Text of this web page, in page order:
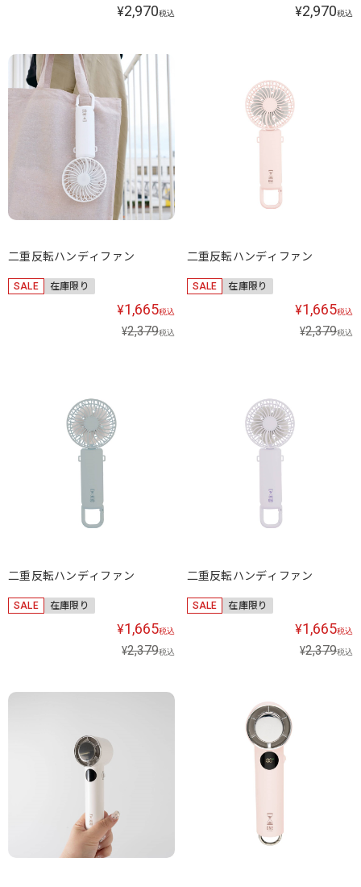
¥2,970税込 ¥2,970税込
二重反転ハンディファン
SALE 在庫限り
¥1,665税込
¥2,379税込
二重反転ハンディファン
SALE 在庫限り
¥1,665税込
¥2,379税込
二重反転ハンディファン
SALE 在庫限り
¥1,665税込
¥2,379税込
二重反転ハンディファン
SALE 在庫限り
¥1,665税込
¥2,379税込